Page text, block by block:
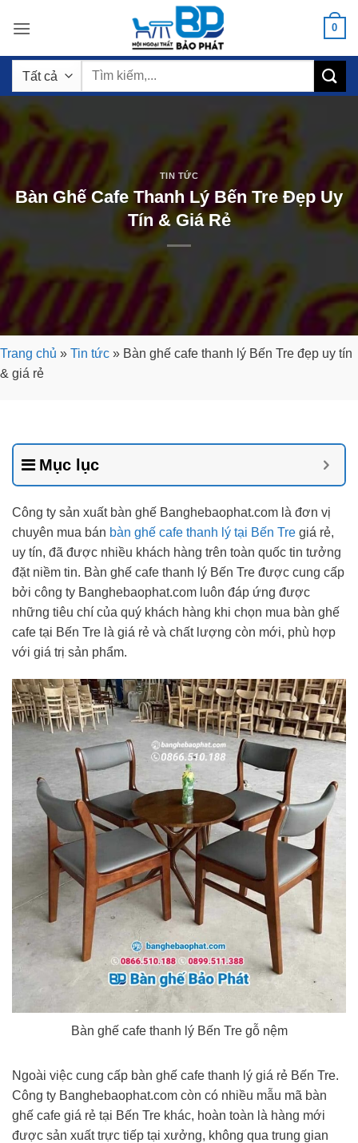
qua
dung
0
Tìm
TIN TỨC
Bàn Ghế Cafe Thanh Lý Bến Tre Đẹp Uy
Tín & Giá Rẻ
Trang chủ » Tin tức » Bàn ghế cafe thanh lý Bến Tre đẹp uy tín
& giá rẻ
Mục lục
Công ty sản xuất bàn ghế Banghebaophat.com là đơn vị
chuyên mua bán bàn ghế cafe thanh lý tại Bến Tre giá rẻ,
uy tín, đã được nhiều khách hàng trên toàn quốc tin tưởng
đặt niềm tin. Bàn ghế cafe thanh lý Bến Tre được cung cấp
bởi công ty Banghebaophat.com luôn đáp ứng được
những tiêu chí của quý khách hàng khi chọn mua bàn ghế
cafe tại Bến Tre là giá rẻ và chất lượng còn mới, phù hợp
với giá trị sản phẩm.
Bàn ghế cafe thanh lý Bến Tre gỗ nệm
Ngoài việc cung cấp bàn ghế cafe thanh lý giá rẻ Bến Tre.
Công ty Banghebaophat.com còn có nhiều mẫu mã bàn
ghế cafe giá rẻ tại Bến Tre khác, hoàn toàn là hàng mới
được sản xuất trực tiếp tại xưởng, không qua trung gian